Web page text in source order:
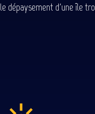
le dépaysement d'une île